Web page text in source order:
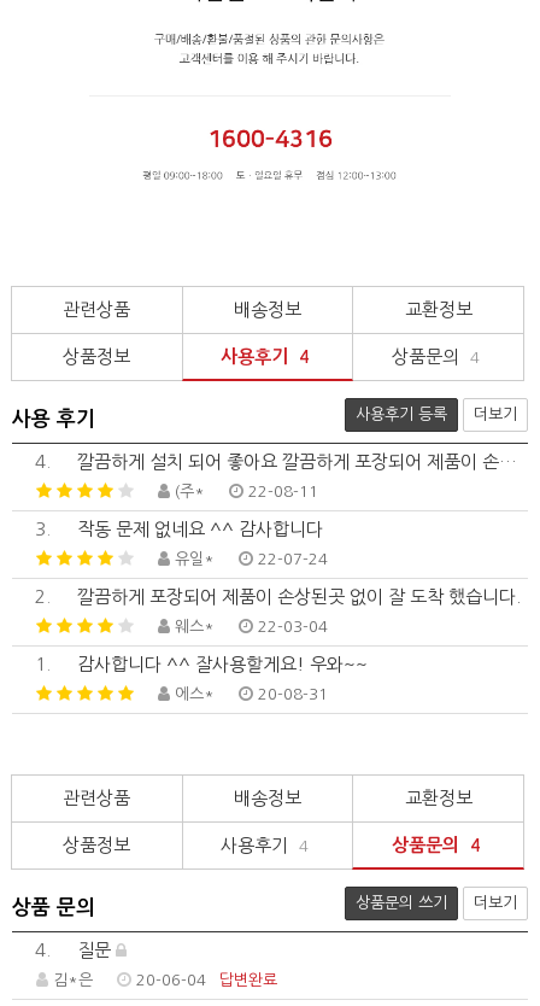
관련상품 배송정보 교환정보
상품정보 사용후기 4 상품문의 4
사용 후기 사용후기 등록 더보기
4. 깔끔하게 설치 되어 좋아요 깔끔하게 포장되어 제품이 손상
(주* 22-08-11
3. 작동 문제 없네요 ^^ 감사합니다
유일* 22-07-24
2. 깔끔하게 포장되어 제품이 손상된곳 없이 잘 도착 했습니다.
웨스* 22-03-04
1. 감사합니다 ^^ 잘사용할게요! 우와~~
에스* 20-08-31
관련상품 배송정보 교환정보
상품정보 사용후기 4 상품문의 4
상품 문의 상품문의 쓰기 더보기
4. 질문
김*은 20-06-04 답변완료